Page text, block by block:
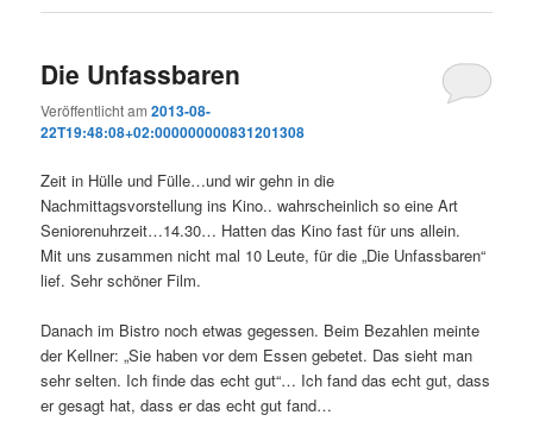
Die Unfassbaren
Veröffentlicht am2013-08-
22T19:48:08+02:000000000831201308
Zeit in Hülle und Fülle…und wir gehn in die
Nachmittagsvorstellung ins Kino.. wahrscheinlich so eine Art
Seniorenuhrzeit…14.30… Hatten das Kino fast für uns allein.
Mit uns zusammen nicht mal 10 Leute, für die „Die Unfassbaren“
lief. Sehr schöner Film.
Danach im Bistro noch etwas gegessen. Beim Bezahlen meinte
der Kellner: „Sie haben vor dem Essen gebetet. Das sieht man
sehr selten. Ich finde das echt gut“… Ich fand das echt gut, dass
er gesagt hat, dass er das echt gut fand…